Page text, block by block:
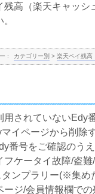
残高（楽天キャッシ
: カテゴリー別 > 楽天ペイ残高
用されていないEdy
イページから削除
番号をご確認のう
フケータイ故障/盗
タンプラリー(※集
ージ/会員情報欄で